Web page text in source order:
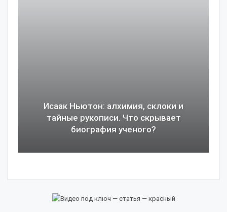
Исаак Ньютон: алхимия, склоки и
тайные рукописи. Что скрывает
биография ученого?